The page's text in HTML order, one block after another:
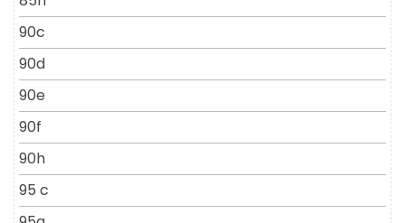
90c
90d
90e
90f
90h
95 c